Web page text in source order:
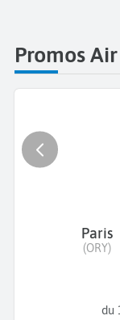
Promos
Paris
(ORY)
du